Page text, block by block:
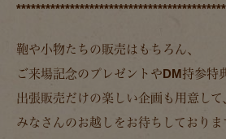
鞄や小物たちの販売はもちろん、
ご来場記念のプレゼントやDM持参特
出張販売だけの楽しい企画も用意して
みなさんのお越しをお待ちしておりま